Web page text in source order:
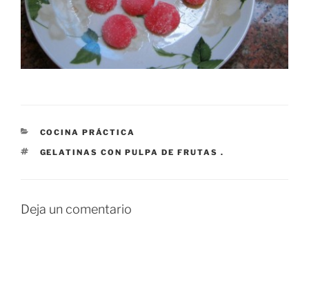
CATEGORÍAS
COCINA PRÁCTICA
ETIQUETAS
GELATINAS CON PULPA DE FRUTAS .
Deja un comentario